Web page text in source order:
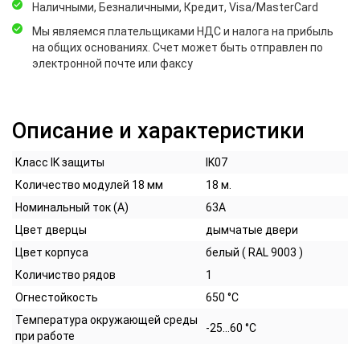
Наличными, Безналичными, Кредит, Visa/MasterCard
Мы являемся плательщиками НДС и налога на прибыль
на общих основаниях. Счет может быть отправлен по
электронной почте или факсу
Описание и характеристики
Класс IK защиты
IK07
Количество модулей 18 мм
18 м.
Номинальный ток (А)
63А
Цвет дверцы
дымчатые двери
Цвет корпуса
белый ( RAL 9003 )
Количиство рядов
1
Огнестойкость
650 °C
Температура окружающей среды
при работе
-25...60 °C